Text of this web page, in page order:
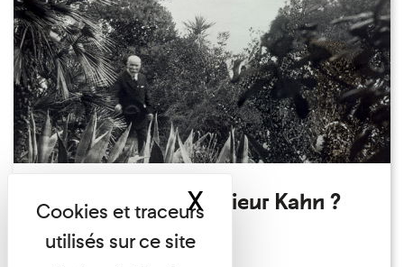
Qui êtes-vous Monsieur Kahn ?
Exposition permanente
XMasquer le